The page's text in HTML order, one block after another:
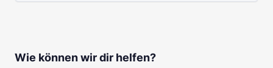
Wie können wir dir helfen?